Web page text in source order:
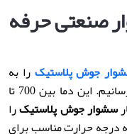
صنعتی حرفه
جوش پلاستیکرا به
دمای مناسب برای ایجاد پیوند مولکولی برسانیم. این دما بین 700 تا
سشوار جوش پلاستیکرا